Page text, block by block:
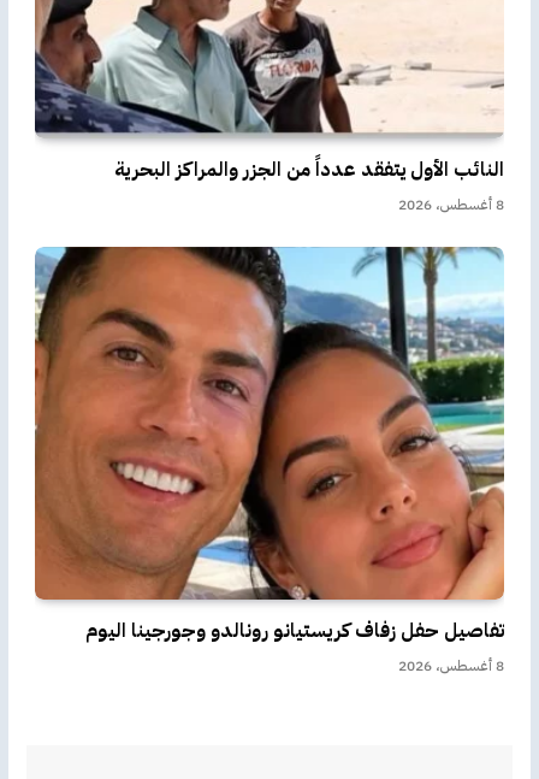
النائب الأول يتفقد عدداً من الجزر والمراكز البحرية
8 أغسطس، 2026
تفاصيل حفل زفاف كريستيانو رونالدو وجورجينا اليوم
8 أغسطس، 2026